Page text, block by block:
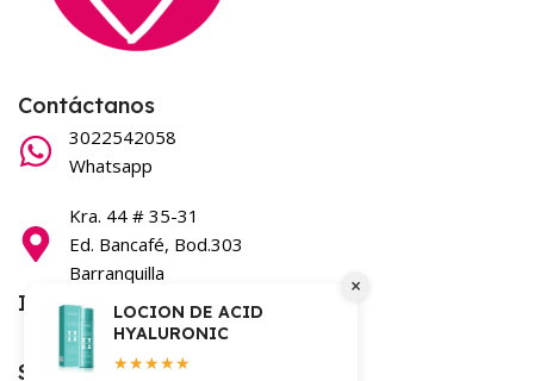
Contáctanos
3022542058
Whatsapp
Kra. 44 # 35-31
Ed. Bancafé, Bod.303
Barranquilla
Información
Términos y condiciones
Síguenos en nuestras redes
×
LOCION DE ACID
HYALURONIC
★★★★★